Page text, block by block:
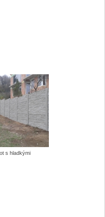
s hladkými